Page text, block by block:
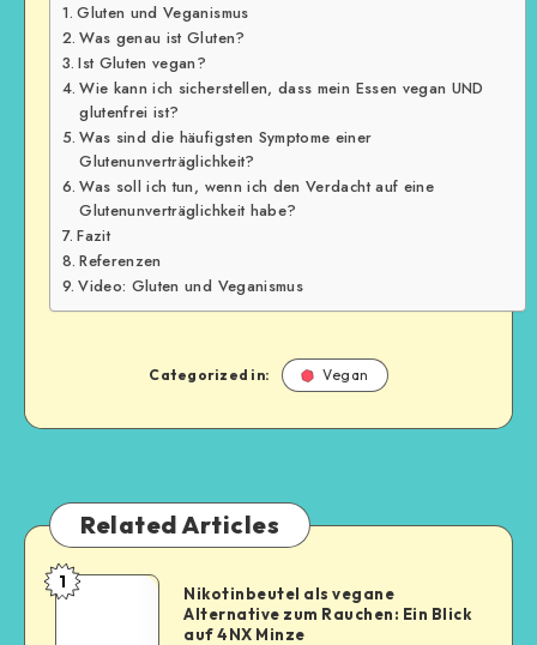
Gluten und Veganismus
Was genau ist Gluten?
Ist Gluten vegan?
Wie kann ich sicherstellen, dass mein Essen vegan UND
glutenfrei ist?
Was sind die häufigsten Symptome einer
Glutenunverträglichkeit?
Was soll ich tun, wenn ich den Verdacht auf eine
Glutenunverträglichkeit habe?
Fazit
Referenzen
Video: Gluten und Veganismus
Categorized in: Vegan
Related Articles
1
Nikotinbeutel als vegane
Alternative zum Rauchen: Ein Blick
auf 4NX Minze